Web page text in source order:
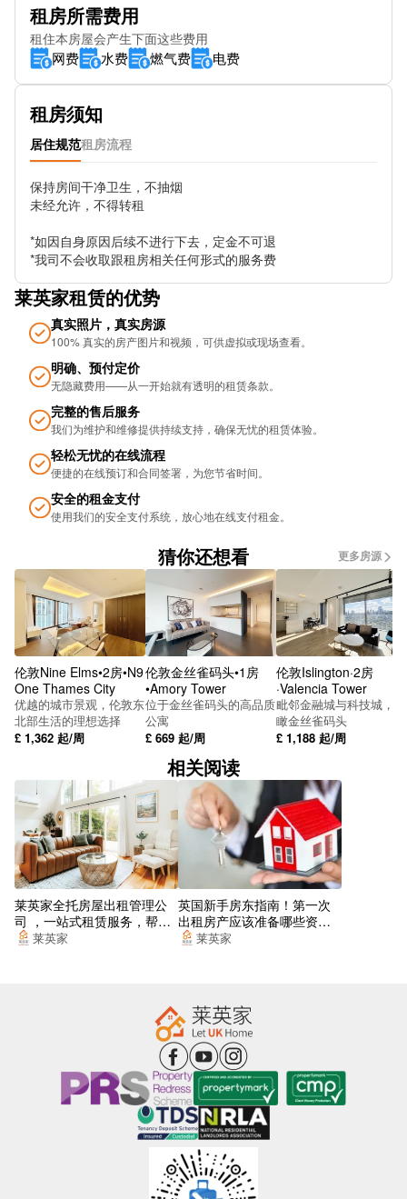
Ladysmith Road
Morley Road Plaistow (Stop J)
Stephens Court
Church Street (Stop N)
East London Cemetery
Suffolk Road
Stratford Park (Stop S)
Barnby Street (Stop H)
Coventry Cross Estate Stop BD
Prologis Park Bromley by Bow
DLR Devons Road
Hancock Road Stop V
Grace Street Stop U
Bow Interchange Stop T
St Leonards Street Stop R
Bow Flyover Stop P
Marshgate Lane Stop W
Bow Road
Bow Bus Garage Stop C
DLR Pudding Mill Lane
Abbey Lane Stop L
DLR Bow Church
Rounton Road (Stop V)
Warton Road Stop M
Carpenters Primary School
Stratford High St Carpenters Rd Stop J
London Aquatics Centre Stop H
Tredegar Road Stop Q
租房所需费用
租住本房屋会产生下面这些费用
网费 水费 燃气费 电费
租房须知
居住规范租房流程
保持房间干净卫生，不抽烟
未经允许，不得转租
*如因自身原因后续不进行下去，定金不可退
*我司不会收取跟租房相关任何形式的服务费
莱英家租赁的优势
真实照片，真实房源
100% 真实的房产图片和视频，可供虚拟或现场查看。
明确、预付定价
无隐藏费用——从一开始就有透明的租赁条款。
完整的售后服务
我们为维护和维修提供持续支持，确保无忧的租​​赁体验。
轻松无忧的在线流程
便捷的在线预订和合同签署，为您节省时间。
安全的租金支付
使用我们的安全支付系统，放心地在线支付租金。
猜你还想看 更多房源
伦敦Nine Elms•2房•N9
One Thames City
优越的城市景观，伦敦东
北部生活的理想选择
£ 1,362 起/周
伦敦金丝雀码头•1房
•Amory Tower
位于金丝雀码头的高品质
公寓
£ 669 起/周
伦敦Islington·2房
·Valencia Tower
毗邻金融城与科技城，俯
瞰金丝雀码头
£ 1,188 起/周
相关阅读
莱英家全托房屋出租管理公
司 ，一站式租赁服务，帮你
找到梦想的居所
莱英家
英国新手房东指南！第一次
出租房产应该准备哪些资
料？莱英家